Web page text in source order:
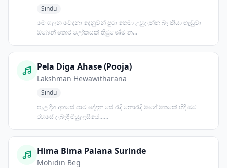
Sindu
මේ ගලන වේදනා දෙනුවන් පුරා තෙමා උහුලන්න බෑ කියා හැඬුවා
ඔබෙන් තොර ලෝකයක් තිබුණේම න...
Pela Diga Ahase (Pooja)
Lakshman Hewawitharana
Sindu
පෑල දිග අහසේ පාට දේදුනු සේ රැදි නොරැදි මගේ මතකේ හිදී ඔබ
රහසේ ලබැඳී මියුලැසියේ......
Hima Bima Palana Surinde
Mohidin Beg